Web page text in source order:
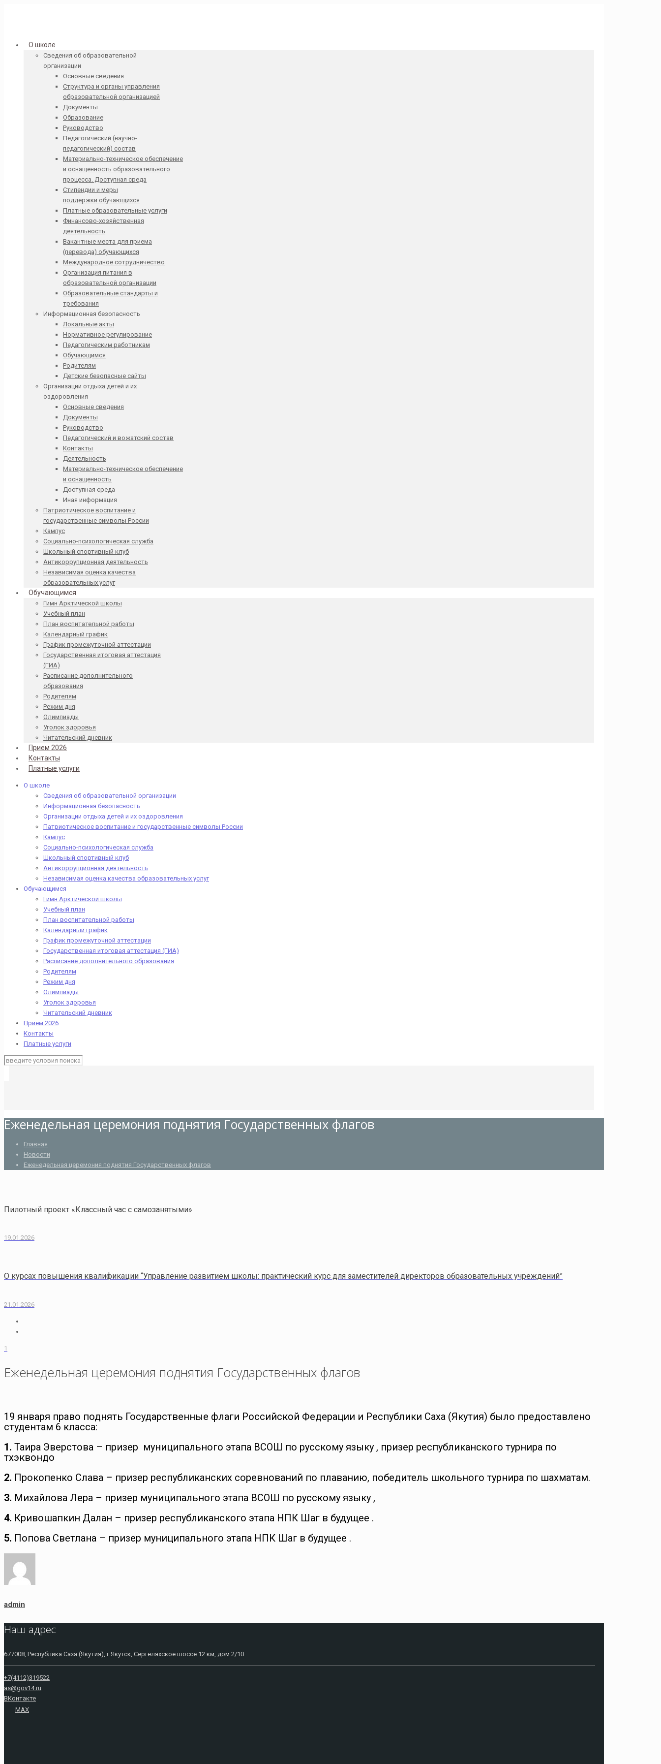
О школе
Сведения об образовательной
организации
Основные сведения
Структура и органы управления
образовательной организацией
Документы
Образование
Руководство
Педагогический (научно-
педагогический) состав
Материально-техническое обеспечение
и оснащенность образовательного
процесса. Доступная среда
Стипендии и меры
поддержки обучающихся
Платные образовательные услуги
Финансово-хозяйственная
деятельность
Вакантные места для приема
(перевода) обучающихся
Международное сотрудничество
Организация питания в
образовательной организации
Образовательные стандарты и
требования
Информационная безопасность
Локальные акты
Нормативное регулирование
Педагогическим работникам
Обучающимся
Родителям
Детские безопасные сайты
Организации отдыха детей и их
оздоровления
Основные сведения
Документы
Руководство
Педагогический и вожатский состав
Контакты
Деятельность
Материально-техническое обеспечение
и оснащенность
Доступная среда
Иная информация
Патриотическое воспитание и
государственные символы России
Кампус
Социально-психологическая служба
Школьный спортивный клуб
Антикоррупционная деятельность
Независимая оценка качества
образовательных услуг
Обучающимся
Гимн Арктической школы
Учебный план
План воспитательной работы
Календарный график
График промежуточной аттестации
Государственная итоговая аттестация
(ГИА)
Расписание дополнительного
образования
Родителям
Режим дня
Олимпиады
Уголок здоровья
Читательский дневник
Прием 2026
Контакты
Платные услуги
О школе
Сведения об образовательной организации
Информационная безопасность
Организации отдыха детей и их оздоровления
Патриотическое воспитание и государственные символы России
Кампус
Социально-психологическая служба
Школьный спортивный клуб
Антикоррупционная деятельность
Независимая оценка качества образовательных услуг
Обучающимся
Гимн Арктической школы
Учебный план
План воспитательной работы
Календарный график
График промежуточной аттестации
Государственная итоговая аттестация (ГИА)
Расписание дополнительного образования
Родителям
Режим дня
Олимпиады
Уголок здоровья
Читательский дневник
Прием 2026
Контакты
Платные услуги
Еженедельная церемония поднятия Государственных флагов
Главная
Новости
Еженедельная церемония поднятия Государственных флагов
Пилотный проект «Классный час с самозанятыми»
19.01.2026
О курсах повышения квалификации “Управление развитием школы: практический курс для заместителей директоров образовательных учреждений”
21.01.2026
1
Еженедельная церемония поднятия Государственных флагов
19 января право поднять Государственные флаги Российской Федерации и Республики Саха (Якутия) было предоставлено
студентам 6 класса:
1. Таира Эверстова – призер муниципального этапа ВСОШ по русскому языку , призер республиканского турнира по
тхэквондо
2. Прокопенко Слава – призер республиканских соревнований по плаванию, победитель школьного турнира по шахматам.
3. Михайлова Лера – призер муниципального этапа ВСОШ по русскому языку ,
4. Кривошапкин Далан – призер республиканского этапа НПК Шаг в будущее .
5. Попова Светлана – призер муниципального этапа НПК Шаг в будущее .
admin
Наш адрес
677008, Республика Саха (Якутия), г.Якутск, Сергеляхское шоссе 12 км, дом 2/10
+7(4112)319522
as@gov14.ru
ВКонтакте
MAX